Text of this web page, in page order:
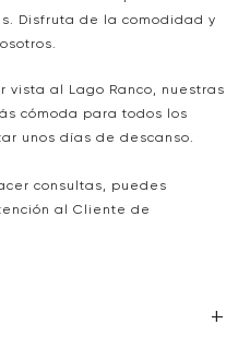
Disfruta de la comodidad y
vista al Lago Ranco, nuestras
cómoda para todos los
unos días de descanso.
consultas, puedes
al Cliente de